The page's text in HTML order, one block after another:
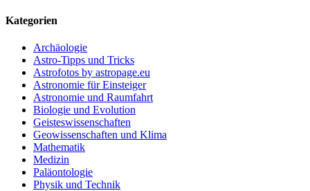
Kategorien
Archäologie
Astro-Tipps und Tricks
Astrofotos by astropage.eu
Astronomie für Einsteiger
Astronomie und Raumfahrt
Biologie und Evolution
Geisteswissenschaften
Geowissenschaften und Klima
Mathematik
Medizin
Paläontologie
Physik und Technik